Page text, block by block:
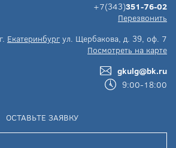
+7(343)351-76-02
Перезвонить
г. Екатеринбург ул. Щербакова, д. 39, оф. 7
Посмотреть на карте
gkulg@bk.ru
9:00-18:00
ОСТАВЬТЕ ЗАЯВКУ